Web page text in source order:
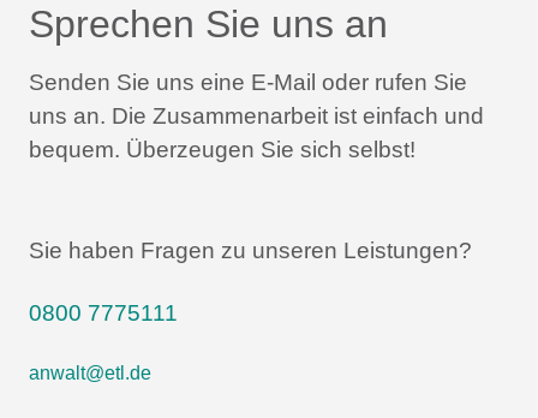
Sprechen Sie uns an
Senden Sie uns eine E-Mail oder rufen Sie
uns an. Die Zusammenarbeit ist einfach und
bequem. Überzeugen Sie sich selbst!
Sie haben Fragen zu unseren Leistungen?
0800 7775111
anwalt@etl.de